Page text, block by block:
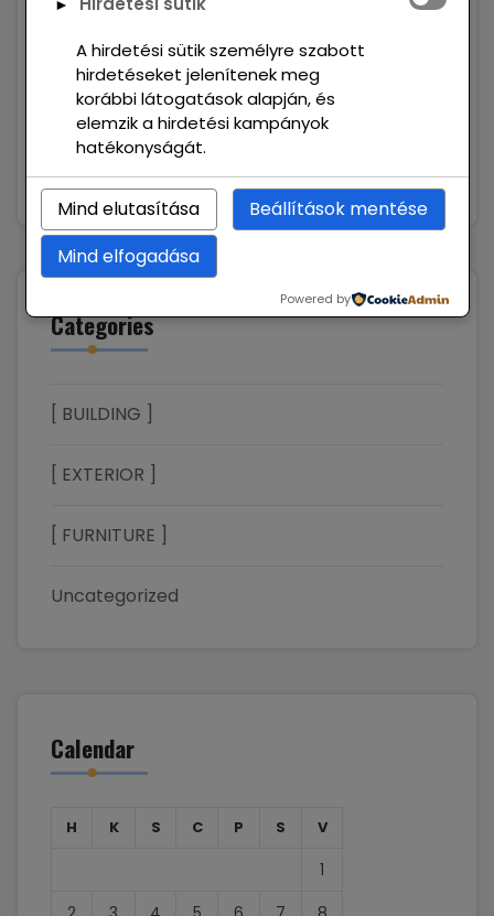
Hello world!
február 13, 2026
Digital Experience
január 26, 2022
Furnitures Supply
január 26, 2022
Categories
[ BUILDING ]
[ EXTERIOR ]
[ FURNITURE ]
Uncategorized
Calendar
H K S C P S V
1
►
A hirdetési sütik személyre szabott
hirdetéseket jelenítenek meg
korábbi látogatások alapján, és
elemzik a hirdetési kampányok
hatékonyságát.
Mind elutasítása
Beállítások mentése
Mind elfogadása
Powered by